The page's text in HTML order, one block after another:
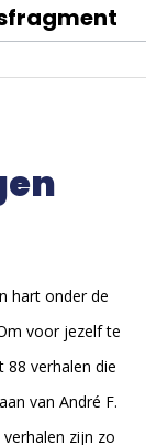
hart onder de
voor jezelf te
88 verhalen die
van André F.
zijn zo